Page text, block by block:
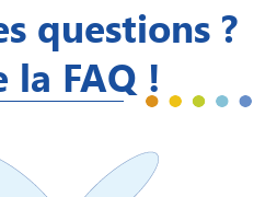
questions ?
la FAQ !